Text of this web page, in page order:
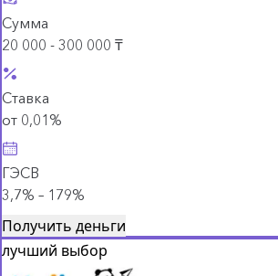
Сумма
20 000 - 300 000 ₸
Ставка
от 0,01%
ГЭСВ
3,7% – 179%
Получить деньги
лучший выбор